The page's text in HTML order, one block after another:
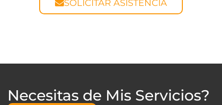
SOLICITAR ASISTENCIA
Necesitas de Mis Servicios?